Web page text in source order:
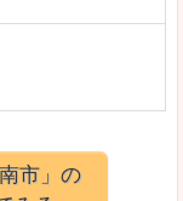
市」の